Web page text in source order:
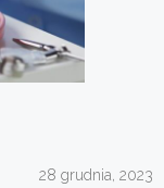
28 grudnia, 2023